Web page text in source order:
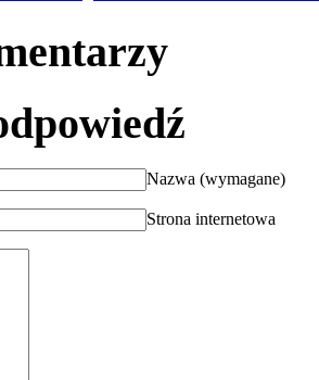
Nazwa (wymagane)
Strona internetowa